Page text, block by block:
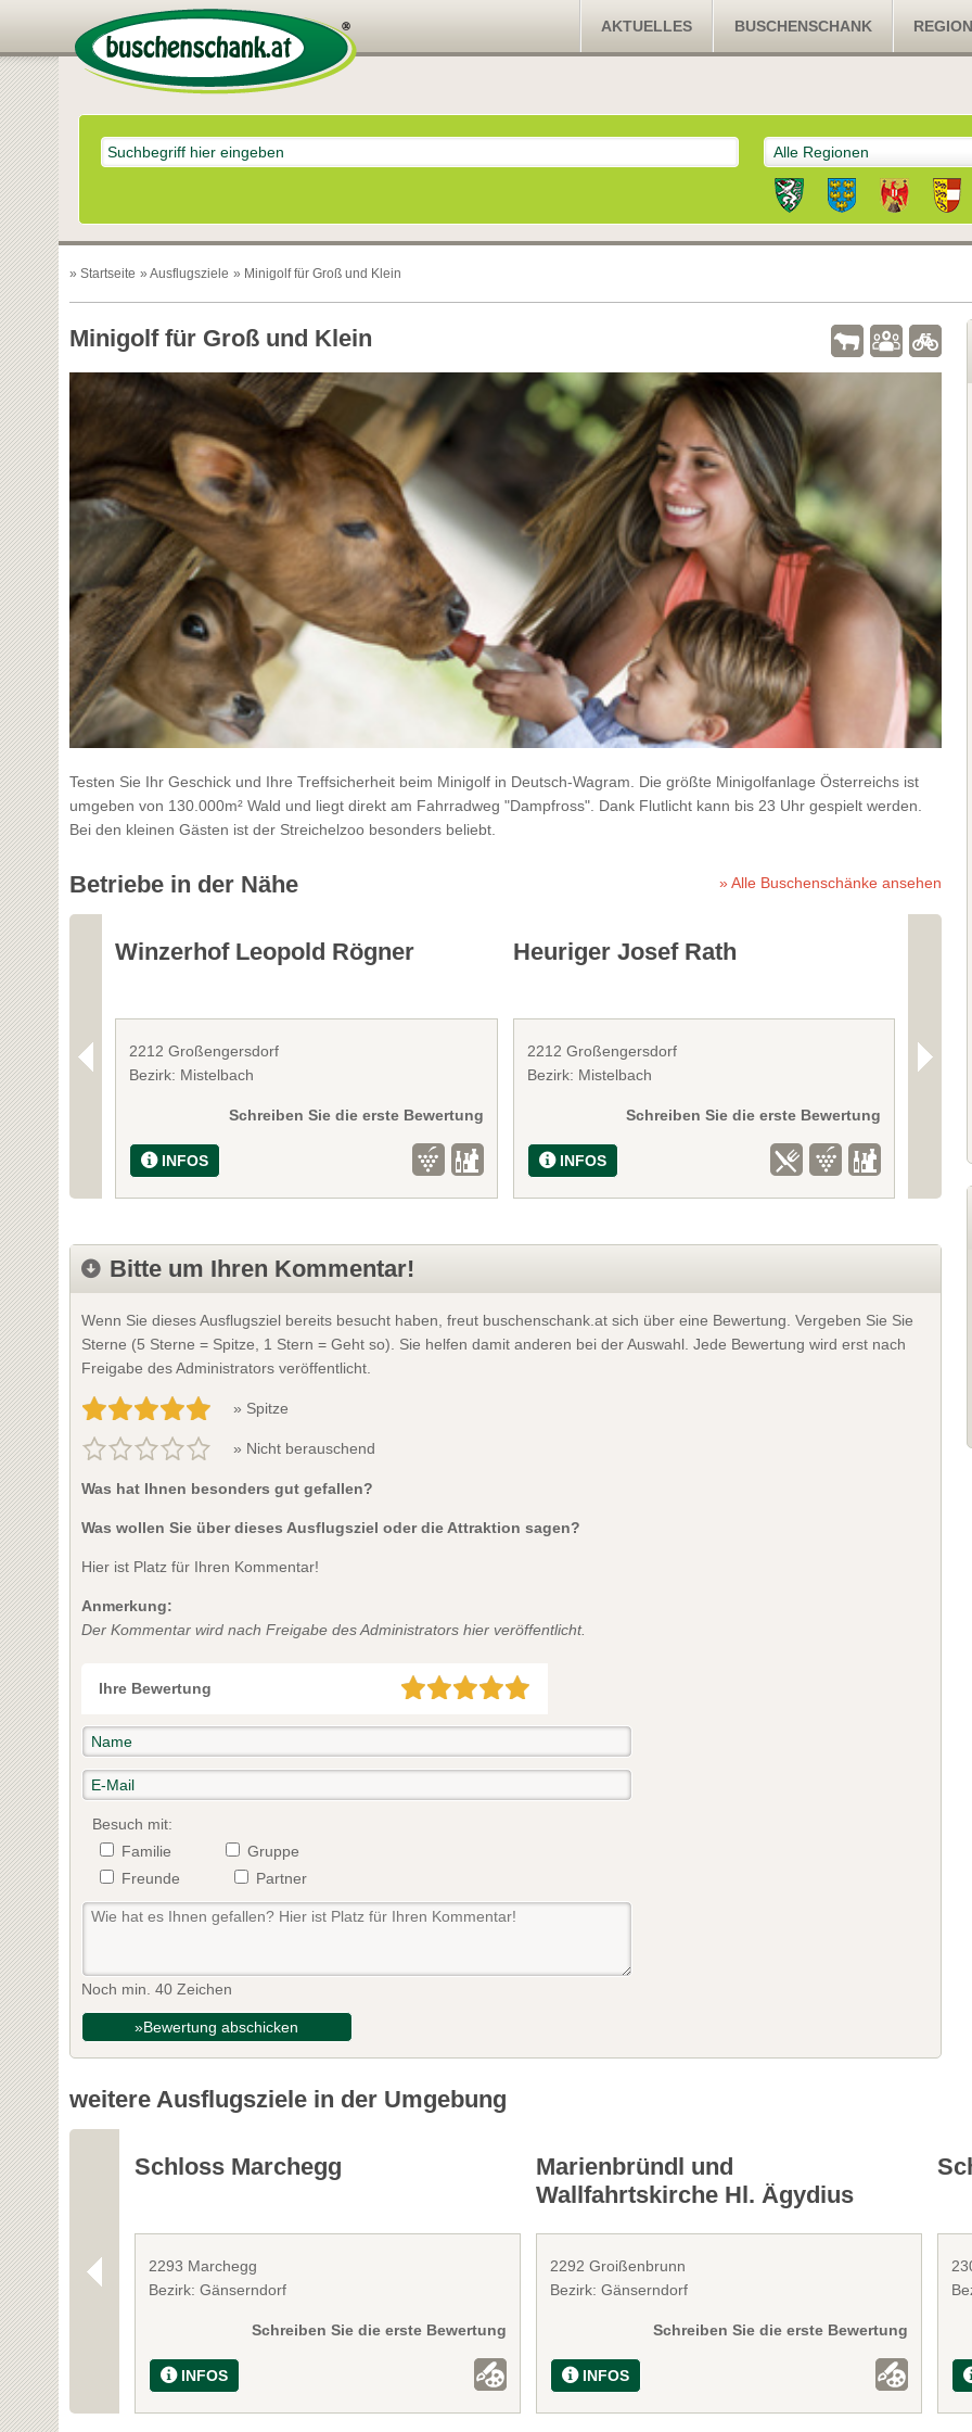
AKTUELLES BUSCHENSCHANK
Alle Regionen
» Startseite » Ausflugsziele » Minigolf für Groß und Klein
Minigolf für Groß und Klein
Testen Sie Ihr Geschick und Ihre Treffsicherheit beim Minigolf in Deutsch-Wagram. Die größte Minigolfanlage Österreichs ist
umgeben von 130.000m² Wald und liegt direkt am Fahrradweg "Dampfross". Dank Flutlicht kann bis 23 Uhr gespielt werden.
Bei den kleinen Gästen ist der Streichelzoo besonders beliebt.
Betriebe in der Nähe » Alle Buschenschänke ansehen
Winzerhof Leopold Rögner
2212 Großengersdorf
Bezirk: Mistelbach
Schreiben Sie die erste Bewertung
INFOS
Heuriger Josef Rath
2212 Großengersdorf
Bezirk: Mistelbach
Schreiben Sie die erste Bewertung
INFOS
2212
Bitte um Ihren Kommentar!
Wenn Sie dieses Ausflugsziel bereits besucht haben, freut buschenschank.at sich über eine Bewertung. Vergeben Sie Sie
Sterne (5 Sterne = Spitze, 1 Stern = Geht so). Sie helfen damit anderen bei der Auswahl. Jede Bewertung wird erst nach
Freigabe des Administrators veröffentlicht.
» Spitze
» Nicht berauschend
Was hat Ihnen besonders gut gefallen?
Was wollen Sie über dieses Ausflugsziel oder die Attraktion sagen?
Hier ist Platz für Ihren Kommentar!
Anmerkung:
Der Kommentar wird nach Freigabe des Administrators hier veröffentlicht.
Ihre Bewertung
Besuch mit:
Familie
Gruppe
Freunde
Partner
Noch min. 40 Zeichen
»Bewertung abschicken
weitere Ausflugsziele in der Umgebung
Schloss Marchegg
2293 Marchegg
Bezirk: Gänserndorf
Schreiben Sie die erste Bewertung
INFOS
Marienbründl und
Wallfahrtskirche Hl. Ägydius
2292 Groißenbrunn
Bezirk: Gänserndorf
Schreiben Sie die erste Bewertung
INFOS